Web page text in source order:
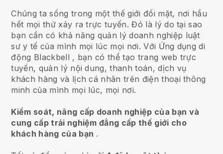
Chúng ta sống trong một thế giới đối mặt, nơi hầu
hết mọi thứ xảy ra trực tuyến.Đó là lý do tại sao
bạn cần có khả năng quản lý doanh nghiệp luật
sư y tế của mình mọi lúc mọi nơi. Với Ứng dụng di
động Blackbell , bạn có thể tạo trang web trực
tuyến, quản lý nội dung, thanh toán, dịch vụ
khách hàng và lịch cá nhân trên điện thoại thông
minh của mình mọi lúc, mọi nơi.
Kiểm soát, nâng cấp doanh nghiệp của bạn và
cung cấp trải nghiệm đẳng cấp thế giới cho
khách hàng của bạn .